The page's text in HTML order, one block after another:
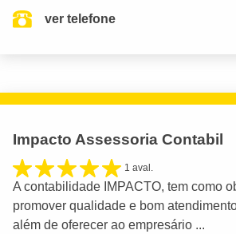
ver telefone
Impacto Assessoria Contabil
1 aval.
A contabilidade IMPACTO, tem como
promover qualidade e bom
além de oferecer ao empresário ...